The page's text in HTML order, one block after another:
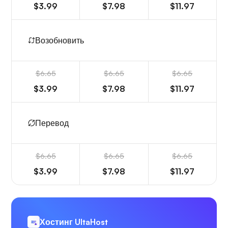
$3.99 $7.98 $11.97
Возобновить
$6.65
$3.99
$6.65
$7.98
$6.65
$11.97
Перевод
$6.65
$3.99
$6.65
$7.98
$6.65
$11.97
Хостинг UltaHost